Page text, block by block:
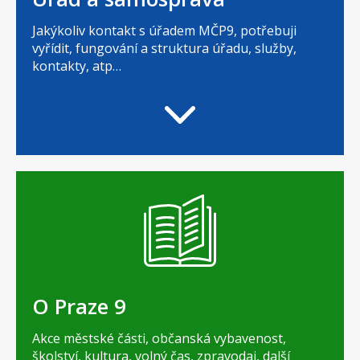
Jakýkoliv kontakt s úřadem MČP9, potřebuji
vyřídit, fungování a struktura úřadu, služby,
kontakty, atp…
O Praze 9
Akce městské části, občanská vybavenost,
školství, kultura, volný čas, zpravodaj, další